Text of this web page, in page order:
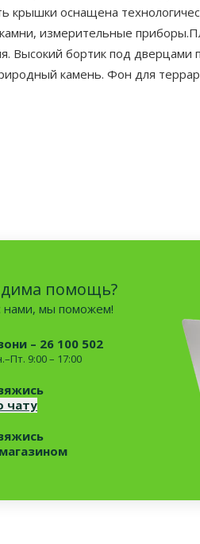
крышки оснащена
измерительные
Высокий бортик под дверцами
камень. Фон для
помощь?
нами, мы поможем!
– 26 100 502
9:00 – 17:00
чату